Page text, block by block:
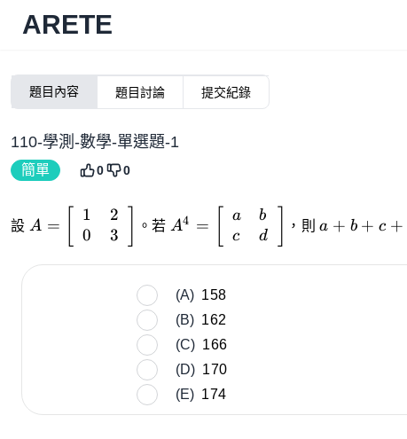
ARETE
題目內容 題目討論 提交紀錄
110-學測-數學-單選題-1
簡單 0 0
設
A={\left[\begin{array}
{l l}{1}&{2}\\ {0}&
A =
1
0
2
3
。若
A^4=
{\left[\begin{array}{l
A4 =
a
c
b
d
，則
a+b+c+d
a + b + c +
(A) 158
(B) 162
(C) 166
(D) 170
(E) 174